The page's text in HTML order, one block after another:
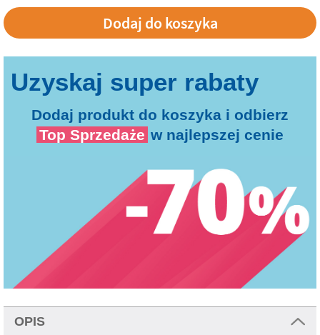
Dodaj produkt do koszyka i odbierz
Top Sprzedaże w najlepszej cenie
OPIS